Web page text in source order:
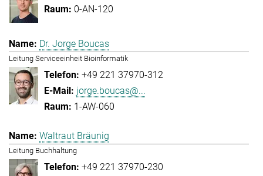
0-AN-120
Dr. Jorge Boucas
Leitung Serviceeinheit Bioinformatik
+49 221 37970-312
jorge.boucas@...
1-AW-060
Waltraut Bräunig
Leitung Buchhaltung
+49 221 37970-230